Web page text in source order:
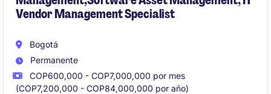
Vendor Management Specialist
Bogotá
Permanente
COP600,000 - COP7,000,000 por mes
(COP7,200,000 - COP84,000,000 por año)